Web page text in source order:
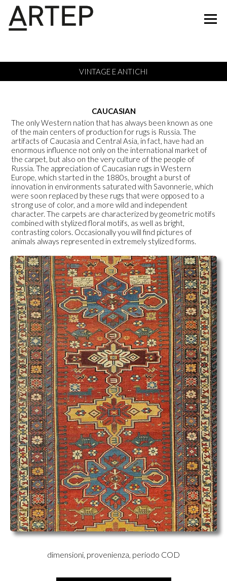
VINTAGE E ANTICHI
CAUCASIAN
The only Western nation that has always been known as one
of the main centers of production for rugs is Russia. The
artifacts of Caucasia and Central Asia, in fact, have had an
enormous influence not only on the international market of
the carpet, but also on the very culture of the people of
Russia. The appreciation of Caucasian rugs in Western
Europe, which started in the 1880s, brought a burst of
innovation in environments saturated with Savonnerie, which
were soon replaced by these rugs that were opposed to a
strong use of color, and a more wild and independent
character. The carpets are characterized by geometric motifs
combined with stylized floral motifs, as well as bright,
contrasting colors. Occasionally you will find pictures of
animals always represented in extremely stylized forms.
dimensioni, provenienza, periodo COD